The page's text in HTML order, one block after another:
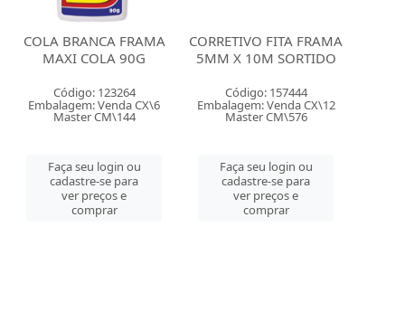
COLA BRANCA FRAMA
MAXI COLA 90G
Código: 123264
Embalagem: Venda CX\6
Master CM\144
Faça seu login ou
cadastre-se para
ver preços e
comprar
CORRETIVO FITA FRAMA
5MM X 10M SORTIDO
Código: 157444
Embalagem: Venda CX\12
Master CM\576
Faça seu login ou
cadastre-se para
ver preços e
comprar